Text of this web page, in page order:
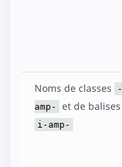
Noms de classes
-
amp-
et de balises
i-amp-